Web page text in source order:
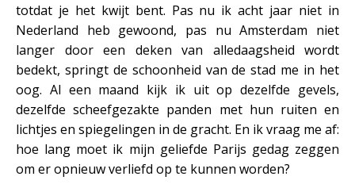
totdat je het kwijt bent. Pas nu ik acht jaar niet in
Nederland heb gewoond, pas nu Amsterdam niet
langer door een deken van alledaagsheid wordt
bedekt, springt de schoonheid van de stad me in het
oog. Al een maand kijk ik uit op dezelfde gevels,
dezelfde scheefgezakte panden met hun ruiten en
lichtjes en spiegelingen in de gracht. En ik vraag me af:
hoe lang moet ik mijn geliefde Parijs gedag zeggen
om er opnieuw verliefd op te kunnen worden?